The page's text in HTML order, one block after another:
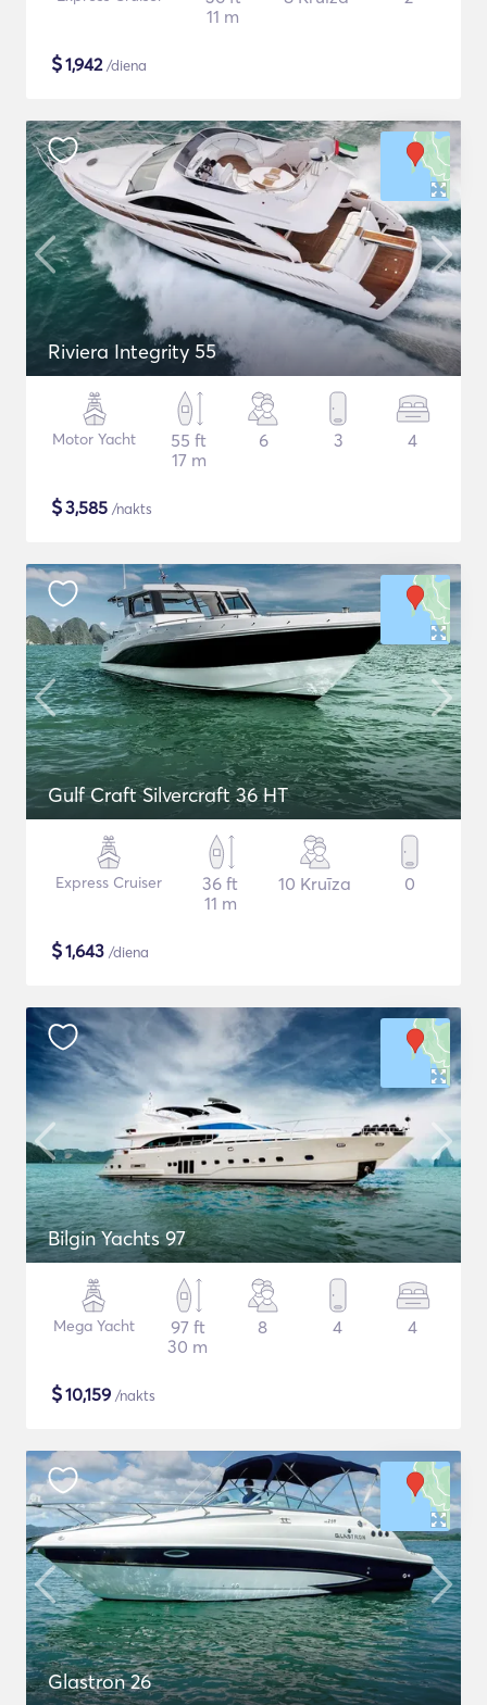
11 m
$1,942/diena
Riviera Integrity 55
Motor Yacht
55 ft
17 m
6 3 4
$3,585 /nakts
Gulf Craft Silvercraft 36 HT
Express Cruiser
36 ft
11 m
10 Kruīza 0
$1,643 /diena
Bilgin Yachts 97
Mega Yacht
97 ft
30 m
8 4 4
$10,159 /nakts
Glastron 26